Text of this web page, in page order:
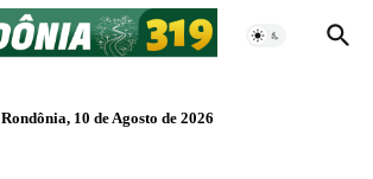
Rondônia, 10 de Agosto de 2026